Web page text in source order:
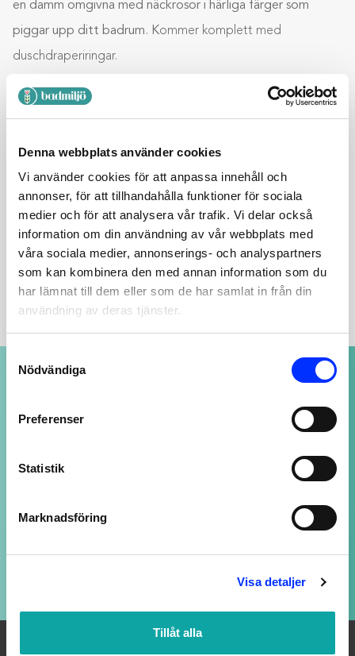
Denna webbplats använder cookies
Vi använder cookies för att anpassa innehåll och
annonser, för att tillhandahålla funktioner för sociala
medier och för att analysera vår trafik. Vi delar också
information om din användning av vår webbplats med
våra sociala medier, annonserings- och analyspartners
som kan kombinera den med annan information som du
har lämnat till dem eller som de har samlat in från din
användning av deras tjänster.
Selection
Nödvändiga
Preferenser
Statistik
Marknadsföring
Visa detaljer
Tillåt alla
en damm omgivna med näckrosor i härliga färger som
piggar upp ditt badrum. Kommer komplett med
duschdraperiringar.
BESKRIVNING
YTTERLIGARE INFORMATION
RECENSIONER (0)
NOGGRANT UTVALDA PRODUKTER
Vi svarar på ditt mail så snart vi kan - även
kvällar och helger, fast med längre svarstid.
Upp till 20% rabatt för medlemmar